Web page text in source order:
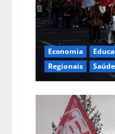
Economia
Regionais
Saúde